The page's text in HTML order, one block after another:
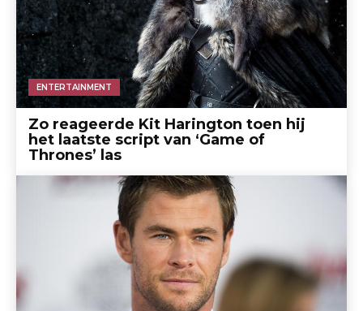
ENTERTAINMENT
Zo reageerde Kit Harington toen hij
het laatste script van ‘Game of
Thrones’ las